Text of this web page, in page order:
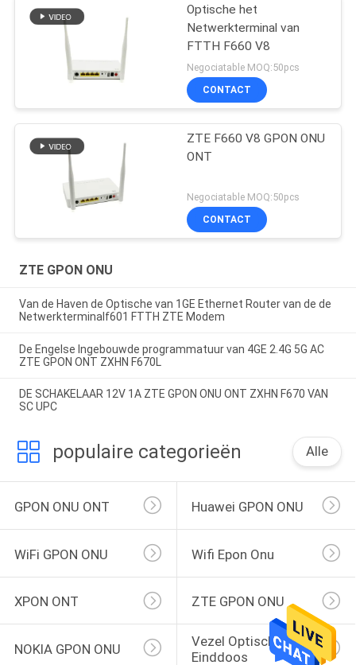
Optische het
Netwerkterminal van
FTTH F660 V8
Negociatable MOQ:50pcs
CONTACT
ZTE F660 V8 GPON ONU
ONT
Negociatable MOQ:50pcs
CONTACT
ZTE GPON ONU
Van de Haven de Optische van 1GE Ethernet Router van de de
Netwerkterminalf601 FTTH ZTE Modem
De Engelse Ingebouwde programmatuur van 4GE 2.4G 5G AC
ZTE GPON ONT ZXHN F670L
DE SCHAKELAAR 12V 1A ZTE GPON ONU ONT ZXHN F670 VAN
SC UPC
populaire categorieën Alle
GPON ONU ONT Huawei GPON ONU
WiFi GPON ONU Wifi Epon Onu
XPON ONT ZTE GPON ONU
NOKIA GPON ONU
Vezel Optische
Einddoos